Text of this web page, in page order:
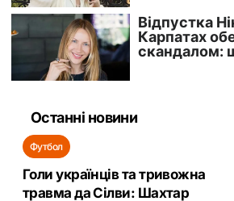
Останні новини
Футбол
Голи українців та тривожна
травма да Сілви: Шахтар